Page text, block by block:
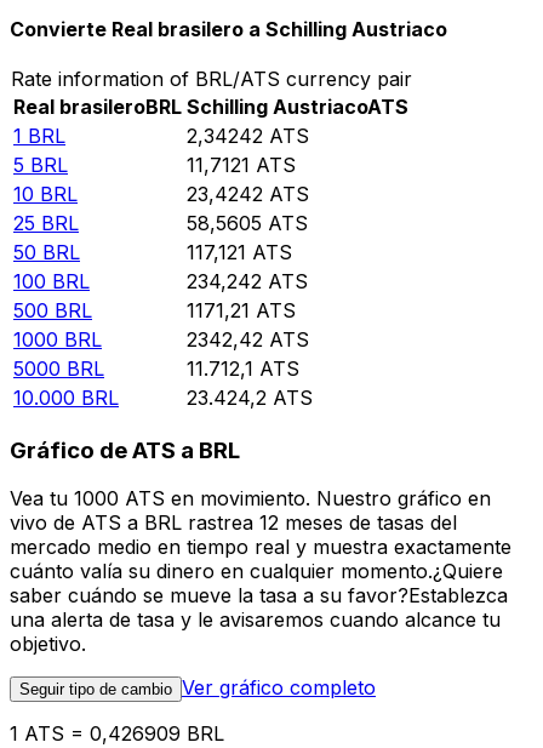
Convierte Real brasilero a Schilling Austriaco
Rate information of BRL/ATS currency pair
Real brasileroBRL Schilling AustriacoATS
1 BRL 2,34242 ATS
5 BRL 11,7121 ATS
10 BRL 23,4242 ATS
25 BRL 58,5605 ATS
50 BRL 117,121 ATS
100 BRL 234,242 ATS
500 BRL 1171,21 ATS
1000 BRL 2342,42 ATS
5000 BRL 11.712,1 ATS
10.000 BRL 23.424,2 ATS
Gráfico de ATS a BRL
Vea tu 1000 ATS en movimiento. Nuestro gráfico en
vivo de ATS a BRL rastrea 12 meses de tasas del
mercado medio en tiempo real y muestra exactamente
cuánto valía su dinero en cualquier momento.¿Quiere
saber cuándo se mueve la tasa a su favor?Establezca
una alerta de tasa y le avisaremos cuando alcance tu
objetivo.
Seguir tipo de cambio Ver gráfico completo
1 ATS = 0,426909 BRL